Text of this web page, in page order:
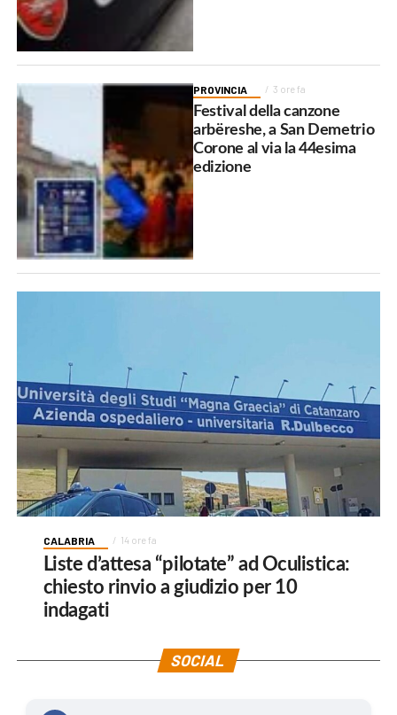
PROVINCIA 3 ore fa
Festival della canzone
arbëreshe, a San Demetrio
Corone al via la 44esima
edizione
CALABRIA 14 ore fa
Liste d’attesa “pilotate” ad Oculistica:
chiesto rinvio a giudizio per 10
indagati
SOCIAL